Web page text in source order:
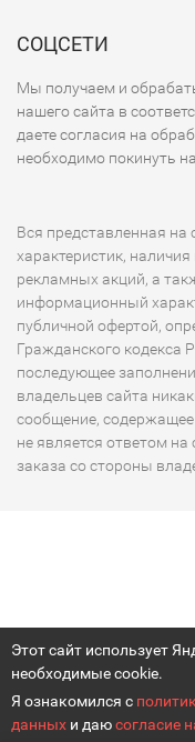
Этот сайт использует
необходимые cookie.
Я ознакомился с
данных и даюсогласие
СОЦСЕТИ
Мы получаем и
нашего сайта в
даете согласия на
необходимо покинуть
Вся представленная на
характеристик,
рекламных акций, а
информационный
публичной офертой,
Гражданского кодекса
последующее
владельцев сайта
сообщение,
не является ответом
заказа со стороны